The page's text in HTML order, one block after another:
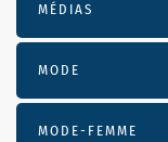
MÉDIAS
MODE
MODE-FEMME